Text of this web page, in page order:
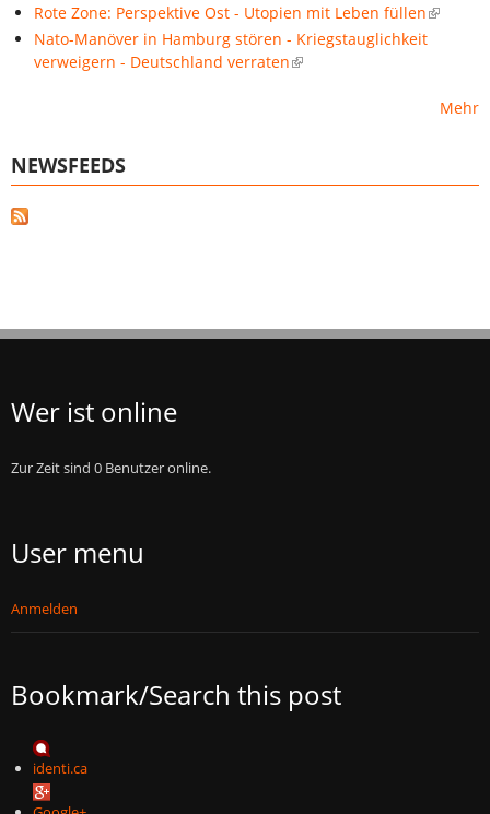
Rote Zone: Perspektive Ost - Utopien mit Leben füllen
Nato-Manöver in Hamburg stören - Kriegstauglichkeit
verweigern - Deutschland verraten
Mehr
NEWSFEEDS
Wer ist online
Zur Zeit sind 0 Benutzer online.
User menu
Anmelden
Bookmark/Search this post
identi.ca